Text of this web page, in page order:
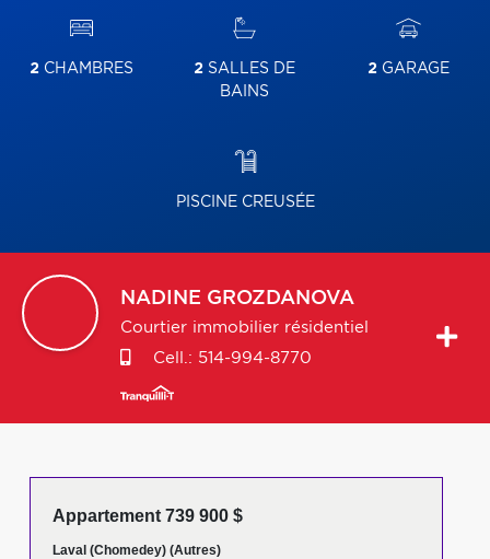
2 CHAMBRES 2 SALLES DE
BAINS
2GARAGE
PISCINE CREUSÉE
NADINE GROZDANOVA
Courtier immobilier résidentiel
Cell.: 514-994-8770
Appartement 739 900 $
Laval (Chomedey) (Autres)